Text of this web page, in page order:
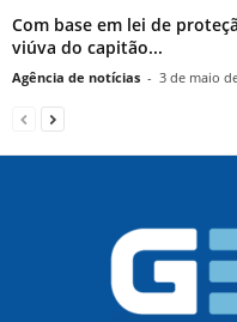
Com base em lei de
viúva do capitão...
Agência de notícias - 3 de maio